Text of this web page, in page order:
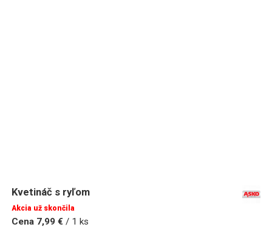
Kvetináč s ryľom
Akcia už skončila
Cena 7,99 € / 1 ks